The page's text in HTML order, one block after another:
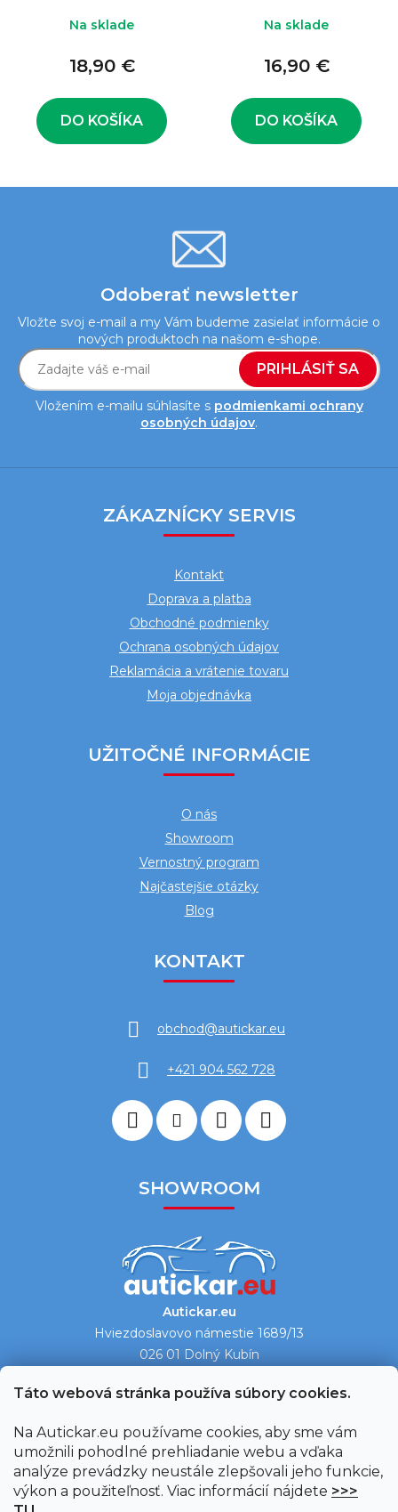
Táto webová stránka používa súbory cookies.
Na Autickar.eu používame cookies, aby sme vám
umožnili pohodlné prehliadanie webu a vďaka
analýze prevádzky neustále zlepšovali jeho funkcie,
výkon a použiteľnosť. Viac informácií nájdete >>>
Na sklade
18,90 €
DO KOŠÍKA
Na sklade
16,90 €
DO KOŠÍKA
Odoberať newsletter
Vložte svoj e-mail a my Vám budeme zasielať informácie o
nových produktoch na našom e-shope.
Vložením e-mailu súhlasíte s podmienkami ochrany
osobných údajov.
PRIHLÁSIŤ SA
ZÁKAZNÍCKY SERVIS
Kontakt
Doprava a platba
Obchodné podmienky
Ochrana osobných údajov
Reklamácia a vrátenie tovaru
Moja objednávka
UŽITOČNÉ INFORMÁCIE
O nás
Showroom
Vernostný program
Najčastejšie otázky
Blog
KONTAKT
obchod@autickar.eu
+421 904 562 728
SHOWROOM
Autickar.eu
Hviezdoslavovo námestie 1689/13
026 01 Dolný Kubín
Ukázať na mape →